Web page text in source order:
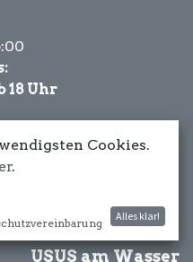
18 Uhr
USUS am Wasser
Cookies.
.
Alles klar!